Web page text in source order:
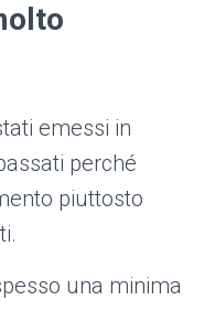
emessi in
perché
piuttosto
una minima